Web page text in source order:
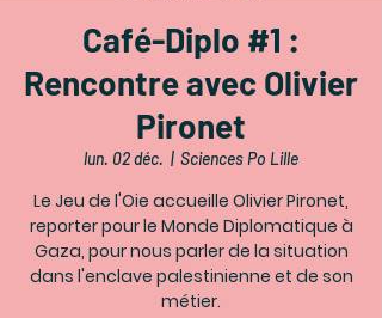
Café-Diplo #1 :
Rencontre avec Olivier
Pironet
lun. 02 déc.
  |
Sciences Po Lille
Le Jeu de l'Oie accueille Olivier Pironet,
reporter pour le Monde Diplomatique à
Gaza, pour nous parler de la situation
dans l'enclave palestinienne et de son
métier.